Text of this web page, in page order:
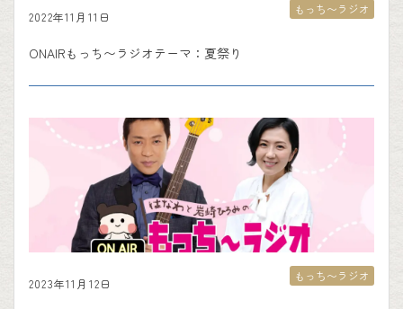
2022年11月11日
ONAIRもっち〜ラジオテーマ：夏祭り
もっち〜ラジオ
2023年11月12日
もっち〜ラジオ